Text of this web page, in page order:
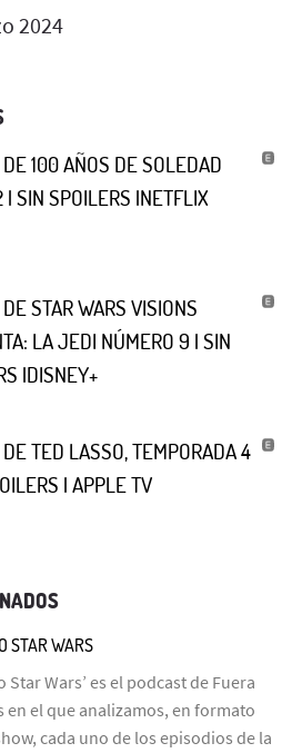
2024
DE 100 AÑOS DE SOLEDAD
| SIN SPOILERS |NETFLIX
STAR WARS VISIONS
LA JEDI NÚMERO 9 | SIN
|DISNEY+
DE TED LASSO, TEMPORADA 4
| APPLE TV
STAR WARS
Star Wars’ es el podcast de Fuera
en el que analizamos, en formato
cada uno de los episodios de la